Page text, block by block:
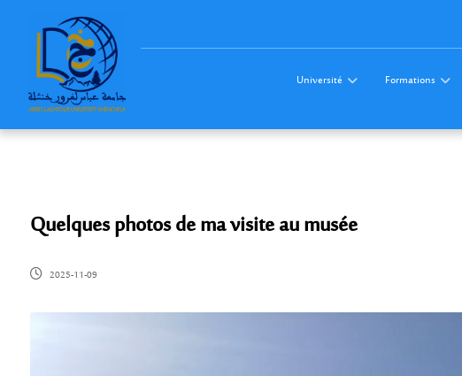
Université Formations
Quelques photos de ma visite au musée
2025-11-09